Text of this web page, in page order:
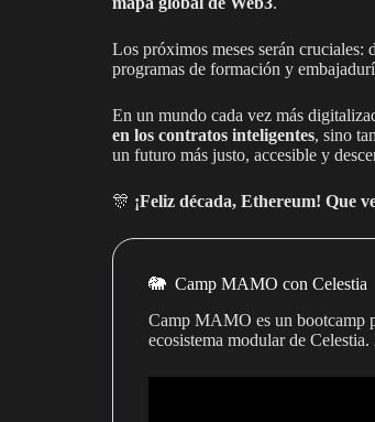
Los próximos meses serán cruciales:
programas de formación y
En un mundo cada vez más
en los contratos inteligentes, sino
un futuro más justo, accesible y
🎊 ¡Feliz década, Ethereum! Que
🐘 Camp MAMO con Celestia
Camp MAMO es un bootcamp
ecosistema modular de